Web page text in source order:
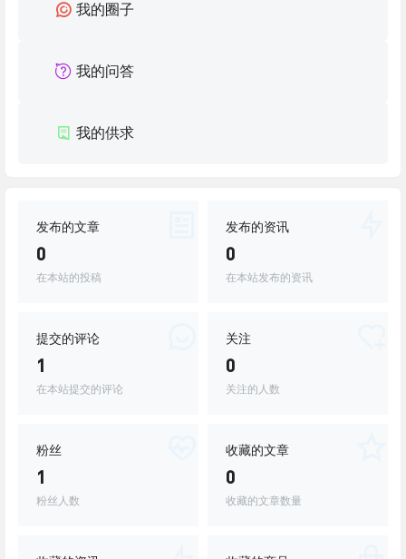
我的圈子
我的问答
我的供求
发布的文章
0
在本站的投稿
发布的资讯
0
在本站发布的资讯
提交的评论
1
在本站提交的评论
关注
0
关注的人数
粉丝
1
粉丝人数
收藏的文章
0
收藏的文章数量